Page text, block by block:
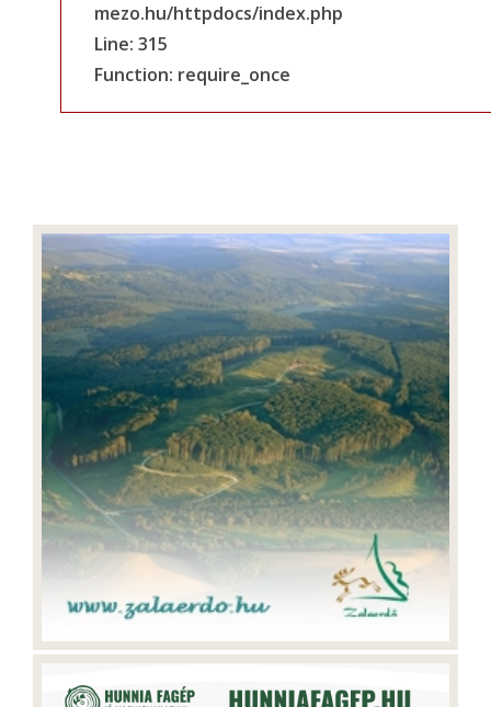
mezo.hu/httpdocs/index.php
Line: 315
Function: require_once